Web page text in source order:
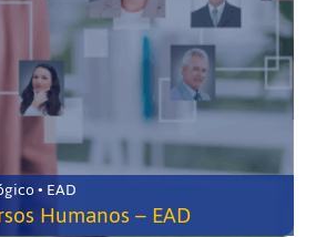
• EAD
Humanos – EAD